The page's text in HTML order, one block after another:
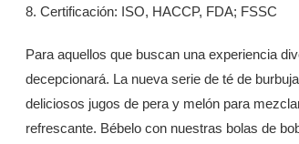
8. Certificación: ISO, HACCP, FDA; FSSC
Para aquellos que buscan una experiencia
decepcionará. La nueva serie de té de
deliciosos jugos de pera y melón para
refrescante. Bébelo con nuestras bolas de